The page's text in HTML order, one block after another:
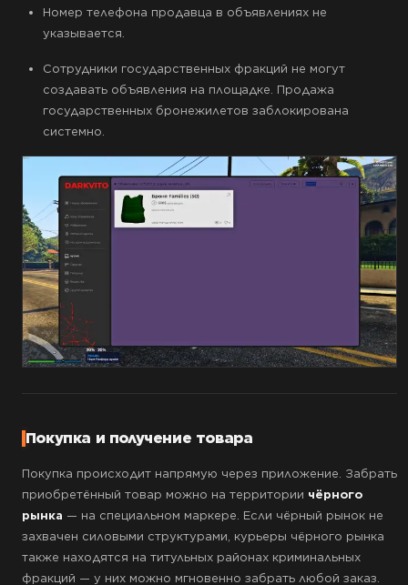
Номер телефона продавца в объявлениях не
указывается.
Сотрудники государственных фракций не могут
создавать объявления на площадке. Продажа
государственных бронежилетов заблокирована
системно.
Покупка и получение товара
Покупка происходит напрямую через приложение. Забрать
приобретённый товар можно на территории чёрного
рынка — на специальном маркере. Если чёрный рынок не
захвачен силовыми структурами, курьеры чёрного рынка
также находятся на титульных районах криминальных
фракций — у них можно мгновенно забрать любой заказ.